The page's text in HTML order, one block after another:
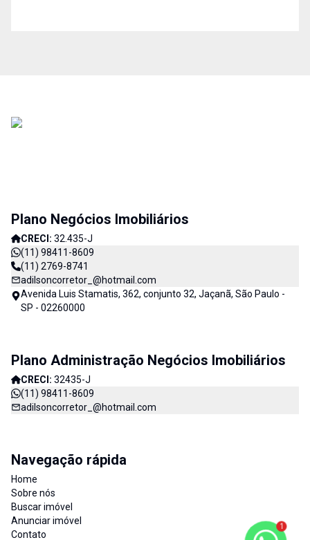
Plano Negócios Imobiliários
CRECI: 32.435-J
(11) 98411-8609
(11) 2769-8741
adilsoncorretor_@hotmail.com
Avenida Luis Stamatis, 362, conjunto 32, Jaçanã, São Paulo -
SP - 02260000
Plano Administração Negócios Imobiliários
CRECI: 32435-J
(11) 98411-8609
adilsoncorretor_@hotmail.com
Navegação rápida
Home
Sobre nós
Buscar imóvel
Anunciar imóvel
Contato
1